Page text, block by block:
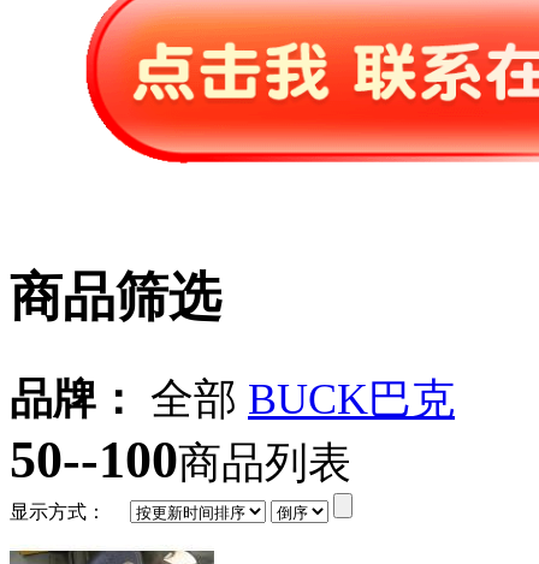
商品筛选
品牌： 全部 BUCK巴克
50--100商品列表
显示方式：